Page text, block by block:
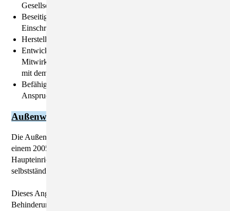
Gesellschaft teilzunehmen
Beseitigung oder Milderung der vorhandenen
Einschränkungen
Herstellen und Gewährleisten normaler Lebensbezüge
Entwicklung der Fähigkeit und der Bereitschaft zu eigener
Mitwirkung, Selbstständigkeit und Selbstbestimmung in dem
mit dem Wohnen verbundenen Lebensbereich
Befähigung bzw. Förderung, andere Wohnformen in
Anspruch zu nehmen, gemäß den individuellen Fähigkeiten
Außenwohngruppe
Die Außenwohngruppe des Missionshofes befindet sich in
einem 2005 sanierten Dreiseitenhof - etwa 300 m von der
Haupteinrichtung entfernt - und bietet Platz für 14
selbstständigere Bewohner-/innen.
Dieses Angebot ist für Menschen ab dem 18. Lebensjahr, deren
Behinderung vorrangig in der Einschränkung ihrer geistigen